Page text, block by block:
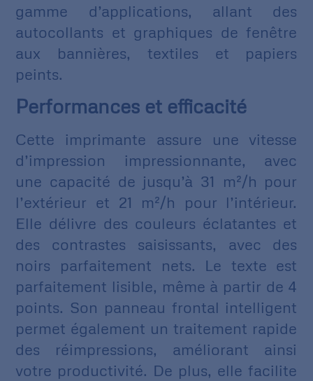
gamme d’applications, allant des
autocollants et graphiques de fenêtre
aux bannières, textiles et papiers
peints.
Performances et efficacité
Cette imprimante assure une vitesse
d’impression impressionnante, avec
une capacité de jusqu’à 31 m²/h pour
l’extérieur et 21 m²/h pour l’intérieur.
Elle délivre des couleurs éclatantes et
des contrastes saisissants, avec des
noirs parfaitement nets. Le texte est
parfaitement lisible, même à partir de 4
points. Son panneau frontal intelligent
permet également un traitement rapide
des réimpressions, améliorant ainsi
votre productivité. De plus, elle facilite